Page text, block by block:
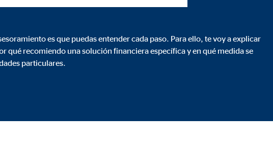
es que puedas entender cada paso. Para ello, te voy a explicar
qué recomiendo una solución financiera específica y en qué medida se
particulares.